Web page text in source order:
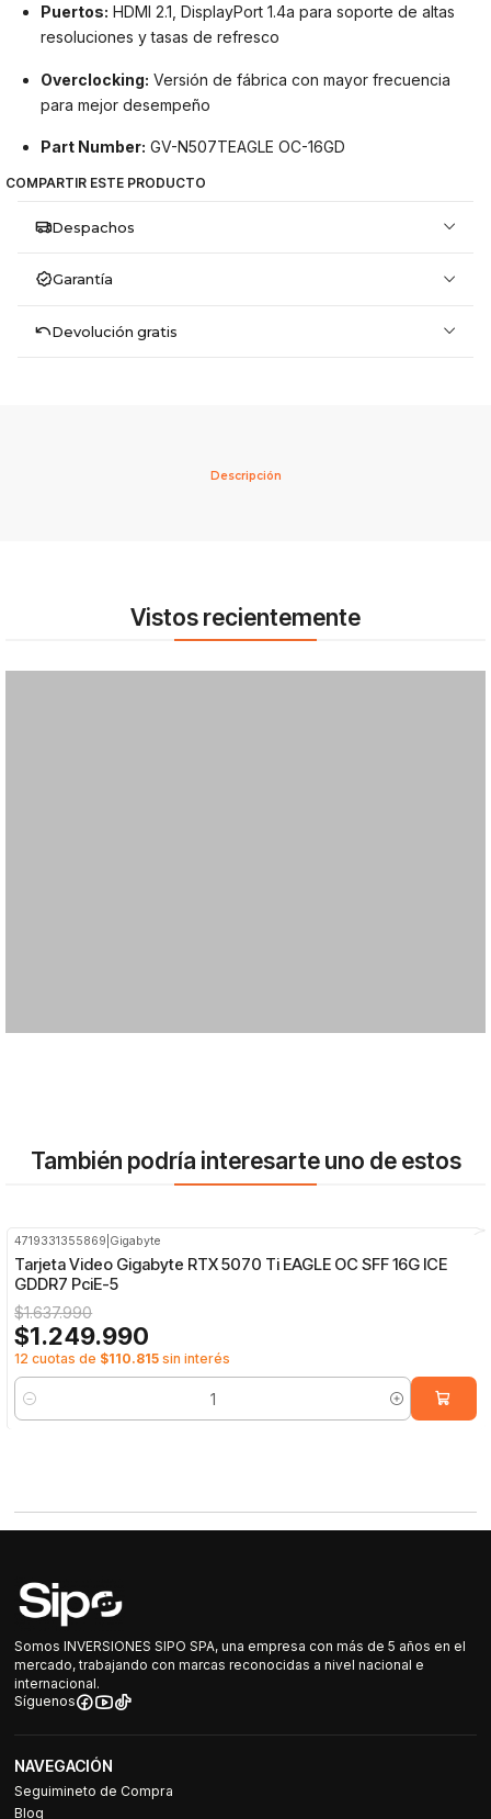
Puertos: HDMI 2.1, DisplayPort 1.4a para soporte de altas
resoluciones y tasas de refresco
Overclocking: Versión de fábrica con mayor frecuencia
para mejor desempeño
Part Number: GV-N507TEAGLE OC-16GD
COMPARTIR ESTE PRODUCTO
Despachos
Garantía
Devolución gratis
Descripción
Vistos recientemente
También podría interesarte uno de estos
4719331355869 Gigabyte
Tarjeta Video Gigabyte RTX 5070 Ti EAGLE OC SFF 16G ICE
GDDR7 PciE-5
$1.637.990
$1.249.990
12 cuotas de $110.815 sin interés
Cantidad
Somos INVERSIONES SIPO SPA, una empresa con más de 5 años en el
mercado, trabajando con marcas reconocidas a nivel nacional e
internacional.
Síguenos
NAVEGACIÓN
Seguimineto de Compra
Blog